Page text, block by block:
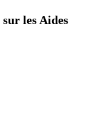
sur les Aides